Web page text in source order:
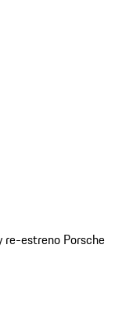
re-estreno Porsche